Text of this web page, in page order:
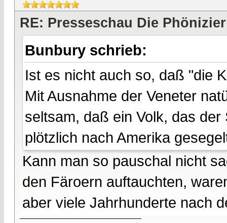
RE: Presseschau Die
Bunbury schrieb:
Ist es nicht auch so, daß "die
Mit Ausnahme der Veneter
seltsam, daß ein Volk, das
plötzlich nach Amerika
Kann man so pauschal nicht
den Färoern auftauchten,
aber viele Jahrhunderte nach